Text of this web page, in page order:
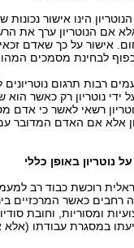
הינו אישור
אלא אם הנוטריון ערך את
אישור על כך שאדם
בכפוף לבחינת מסמכים
רבות תרגום
על ידי נוטריון רק כאשר
רשאי לאשר כי אדם
אלא אם האדם המדובר
נוטריון באופן כללי
רוכשת כבוד רב למעמד
רחבים כאשר המרכזיים
ומסוריות, וחובת
במסגרת עבודתו (אלא